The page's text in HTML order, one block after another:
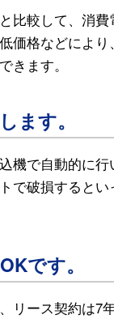
比較して、消
価格などによ
きます。
ます。
機で自動的に行
で破損するとい
です。
リース契約は7